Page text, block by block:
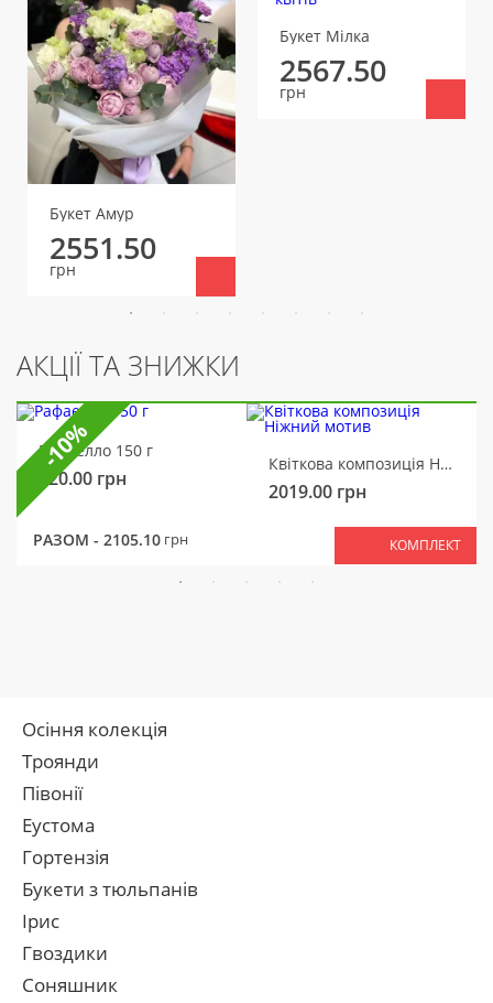
Букет Амур
2551.50
грн
Букет Мілка
2567.50
грн
АКЦІЇ ТА ЗНИЖКИ
Рафаелло 150 г
320.00 грн
Квіткова композиція Ніжний мотив
2019.00 грн
РАЗОМ - 2105.10 грн КОМПЛЕКТ
-10%
Осіння колекція
Троянди
Півонії
Еустома
Гортензія
Букети з тюльпанів
Ірис
Гвоздики
Соняшник